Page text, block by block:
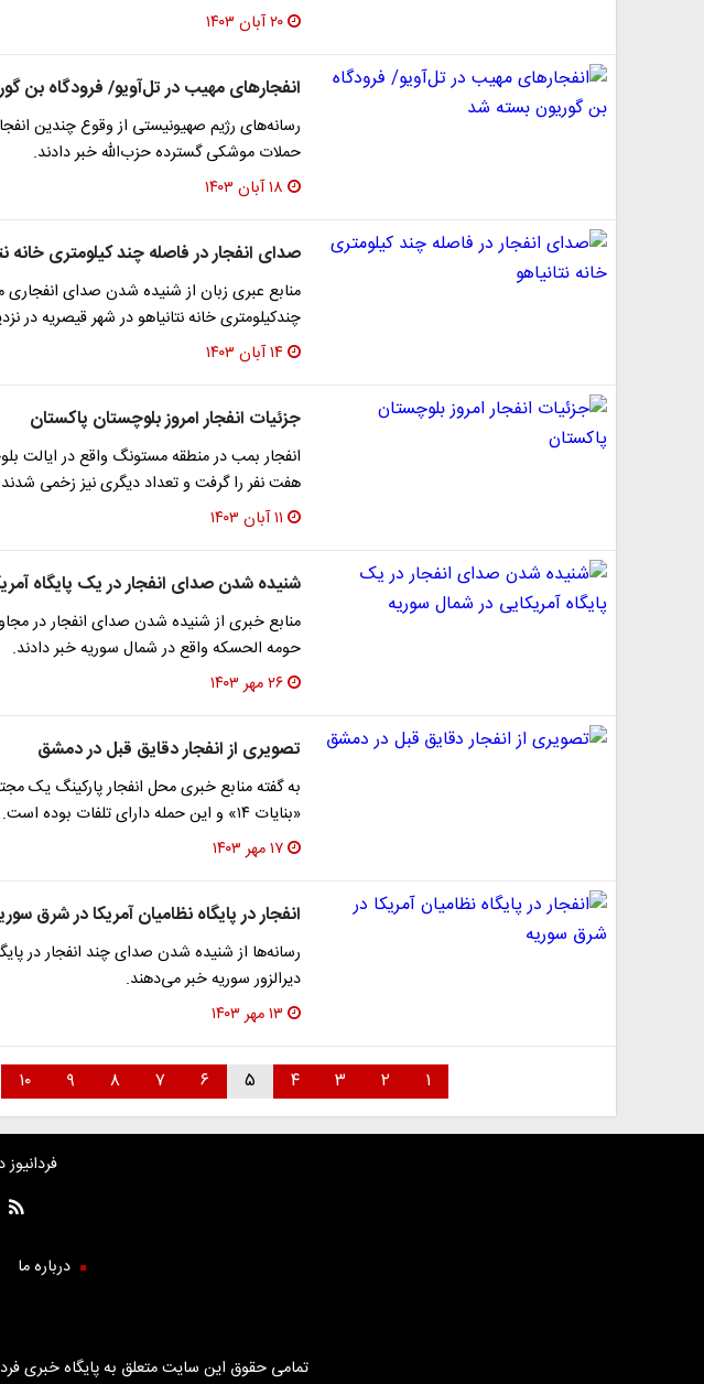
۲۰ آبان ۱۴۰۳
انفجارهای مهیب در تل‌آویو/ فرودگاه بن
رسانه‌های رژیم صهیونیستی از وقوع چندین
حملات موشکی گسترده حزب‌الله خبر دادند.
۱۸ آبان ۱۴۰۳
صدای انفجار در فاصله چند کیلومتری خانه
منابع عبری زبان از شنیده شدن صدای انفجاری
چندکیلومتری خانه نتانیاهو در شهر قیصریه در
۱۴ آبان ۱۴۰۳
جزئیات انفجار امروز بلوچستان پاکستان
انفجار بمب در منطقه مستونگ واقع در ایالت
هفت نفر را گرفت و تعداد دیگری نیز زخمی
۱۱ آبان ۱۴۰۳
شنیده شدن صدای انفجار در یک پایگاه
منابع خبری از شنیده شدن صدای انفجار در
حومه الحسکه واقع در شمال سوریه خبر دادند.
۲۶ مهر ۱۴۰۳
تصویری از انفجار دقایق قبل در دمشق
به گفته منابع خبری محل انفجار پارکینگ یک
«بنایات ١٤» و این حمله دارای تلفات بوده است.
۱۷ مهر ۱۴۰۳
انفجار در پایگاه نظامیان آمریکا در شرق
رسانه‌ها از شنیده شدن صدای چند انفجار در
دیرالزور سوریه خبر می‌دهند.
۱۳ مهر ۱۴۰۳
۱ ۲ ۳ ۴ ۵ ۶ ۷ ۸ ۹ ۱۰
درباره ما
تمامی حقوق این سایت متعلق به پایگاه خبری